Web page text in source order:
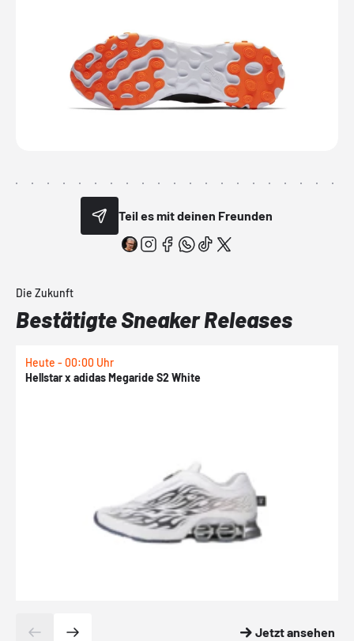
Teil es mit deinen Freunden
Die Zukunft
Bestätigte Sneaker Releases
Heute - 00:00 Uhr
Hellstar x adidas Megaride S2 White
Jetzt ansehen